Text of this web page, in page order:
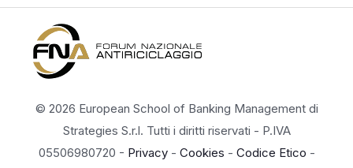
© 2026 European School of Banking Management di
Strategies S.r.l. Tutti i diritti riservati - P.IVA
05506980720 - Privacy- Cookies - Codice Etico -